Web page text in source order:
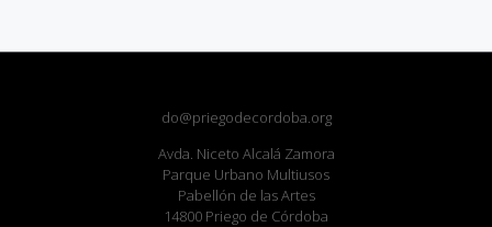
do@priegodecordoba.org
Avda. Niceto Alcalá Zamora
Parque Urbano Multiusos
Pabellón de las Artes
14800 Priego de Córdoba